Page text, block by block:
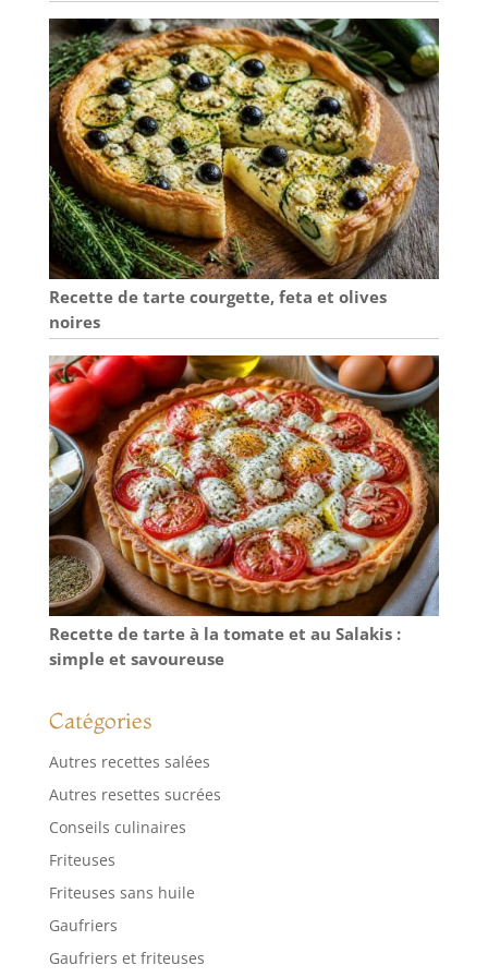
rayera pas vos
contenants ni vos
mains. Le cuillere
longue manche
présente un
design
ergonomique
unique, offrant
une prise
confortable et une
manipulation
facile, vous
permettant de
commodité lors du
processus de
mélange. Facile à
nettoyer et à
entretenir : Le
matériau en acier
inoxydable de la
cuillere longue
manche n'absorbe
pas les taches. Il
suffit de rincer à
l'eau claire ou de
l'essuyer
simplement, et la
Recette de tarte courgette, feta et olives
noires
Recette de tarte à la tomate et au Salakis :
simple et savoureuse
Catégories
Autres recettes salées
Autres resettes sucrées
Conseils culinaires
Friteuses
Friteuses sans huile
Gaufriers
Gaufriers et friteuses